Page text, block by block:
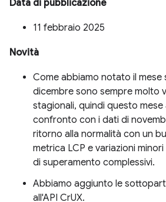
Data di pubblicazione
11 febbraio 2025
Novità
Come abbiamo notato il mese
dicembre sono sempre molto
stagionali, quindi questo mese
confronto con i dati di
ritorno alla normalità con un
metrica LCP e variazioni
di superamento complessivi.
Abbiamo aggiunto le
all'API CrUX.